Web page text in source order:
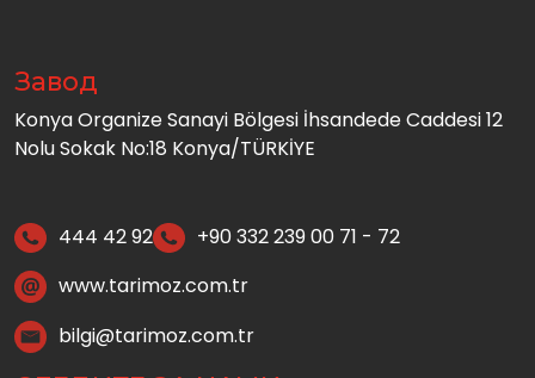
Завод
Konya Organize Sanayi Bölgesi İhsandede Caddesi 12
Nolu Sokak No:18 Konya/TÜRKİYE
444 42 92
+90 332 239 00 71 - 72
www.tarimoz.com.tr
bilgi@tarimoz.com.tr